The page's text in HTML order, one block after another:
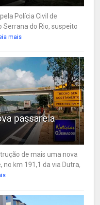
Polícia Civil de
Serrana do Rio, suspeito
mais
passarela
de mais uma nova
no km 191,1 da via Dutra,